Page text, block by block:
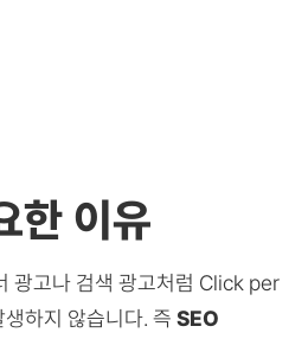
한 이유
광고나 검색 광고처럼 Click per
하지 않습니다. 즉 SEO